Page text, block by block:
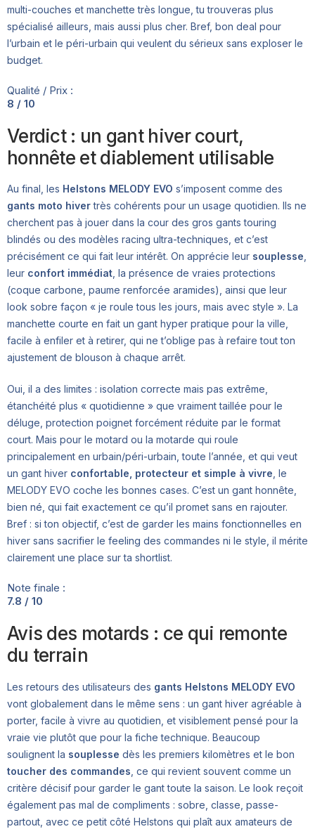
multi-couches et manchette très longue, tu trouveras plus
spécialisé ailleurs, mais aussi plus cher. Bref, bon deal pour
l’urbain et le péri-urbain qui veulent du sérieux sans exploser le
budget.
Qualité / Prix :
8 / 10
Verdict : un gant hiver court,
honnête et diablement utilisable
Au final, les Helstons MELODY EVO s’imposent comme des
gants moto hivertrès cohérents pour un usage quotidien. Ils ne
cherchent pas à jouer dans la cour des gros gants touring
blindés ou des modèles racing ultra-techniques, et c’est
précisément ce qui fait leur intérêt. On apprécie leur souplesse,
leur confort immédiat, la présence de vraies protections
(coque carbone, paume renforcée aramides), ainsi que leur
look sobre façon « je roule tous les jours, mais avec style ». La
manchette courte en fait un gant hyper pratique pour la ville,
facile à enfiler et à retirer, qui ne t’oblige pas à refaire tout ton
ajustement de blouson à chaque arrêt.
Oui, il a des limites : isolation correcte mais pas extrême,
étanchéité plus « quotidienne » que vraiment taillée pour le
déluge, protection poignet forcément réduite par le format
court. Mais pour le motard ou la motarde qui roule
principalement en urbain/péri-urbain, toute l’année, et qui veut
un gant hiver confortable, protecteur et simple à vivre, le
MELODY EVO coche les bonnes cases. C’est un gant honnête,
bien né, qui fait exactement ce qu’il promet sans en rajouter.
Bref : si ton objectif, c’est de garder les mains fonctionnelles en
hiver sans sacrifier le feeling des commandes ni le style, il mérite
clairement une place sur ta shortlist.
Note finale :
7.8 / 10
Avis des motards : ce qui remonte
du terrain
Les retours des utilisateurs des gants Helstons MELODY EVO
vont globalement dans le même sens : un gant hiver agréable à
porter, facile à vivre au quotidien, et visiblement pensé pour la
vraie vie plutôt que pour la fiche technique. Beaucoup
soulignent la souplesse dès les premiers kilomètres et le bon
toucher des commandes , ce qui revient souvent comme un
critère décisif pour garder le gant toute la saison. Le look reçoit
également pas mal de compliments : sobre, classe, passe-
partout, avec ce petit côté Helstons qui plaît aux amateurs de